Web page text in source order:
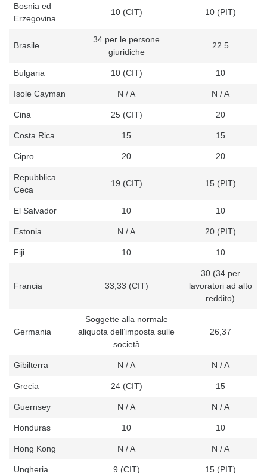
Bosnia ed
Erzegovina
10 (CIT) 10 (PIT)
Brasile
34 per le persone
giuridiche
22.5
Bulgaria 10 (CIT) 10
Isole Cayman N / A N / A
Cina 25 (CIT) 20
Costa Rica 15 15
Cipro 20 20
Repubblica
Ceca
19 (CIT) 15 (PIT)
El Salvador 10 10
Estonia N / A 20 (PIT)
Fiji 10 10
Francia 33,33 (CIT)
30 (34 per
lavoratori ad alto
reddito)
Germania
Soggette alla normale
aliquota dell’imposta sulle
società
26,37
Gibilterra N / A N / A
Grecia 24 (CIT) 15
Guernsey N / A N / A
Honduras 10 10
Hong Kong N / A N / A
Ungheria 9 (CIT) 15 (PIT)